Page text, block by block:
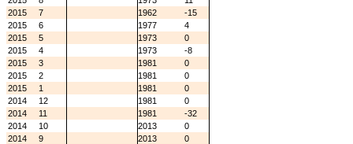
2015
7 1962
-15
2015
6 1977
4
2015
5 1973
0
2015
4 1973
-8
2015
3 1981
0
2015
2 1981
0
2015
1 1981
0
2014
12 1981
0
2014
11 1981
-32
2014
10 2013
0
2014
9 2013
0